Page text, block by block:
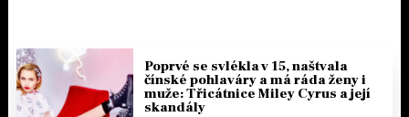
Poprvé se svlékla v 15, naštvala
čínské pohlaváry a má ráda ženy i
muže: Třicátnice Miley Cyrus a její
skandály